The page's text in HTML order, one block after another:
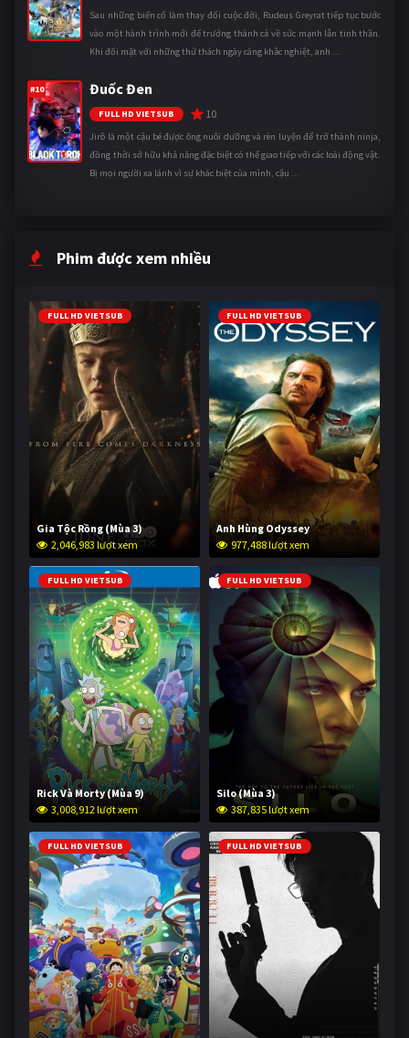
Sau những biến cố làm thay đổi cuộc đời, Rudeus Greyrat tiếp tục bước
vào một hành trình mới để trưởng thành cả về sức mạnh lẫn tinh thần.
Khi đối mặt với những thử thách ngày càng khắc nghiệt, anh ...
#10 Đuốc Đen
FULL HD VIETSUB 10
Jirô là một cậu bé được ông nuôi dưỡng và rèn luyện để trở thành ninja,
đồng thời sở hữu khả năng đặc biệt có thể giao tiếp với các loài động vật.
Bị mọi người xa lánh vì sự khác biệt của mình, cậu ...
Phim được xem nhiều
FULL HD VIETSUB
Gia Tộc Rồng (Mùa 3)
2,046,983 lượt xem
FULL HD VIETSUB
Anh Hùng Odyssey
977,488 lượt xem
FULL HD VIETSUB
Rick Và Morty (Mùa 9)
3,008,912 lượt xem
FULL HD VIETSUB
Silo (Mùa 3)
387,835 lượt xem
FULL HD VIETSUB FULL HD VIETSUB